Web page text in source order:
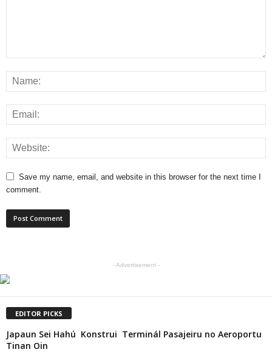
Save my name, email, and website in this browser for the next time I
comment.
- Advertisement -
EDITOR PICKS
Japaun Sei Hahú Konstrui Terminál Pasajeiru no Aeroportu
Tinan Oin